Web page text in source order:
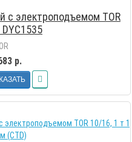
с электроподъемом TOR
р.